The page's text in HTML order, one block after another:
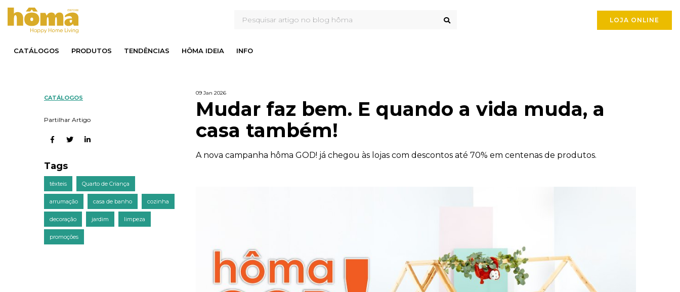
LOJA ONLINE
CATÁLOGOS PRODUTOS TENDÊNCIAS HÔMA IDEIA INFO
CATÁLOGOS
Partilhar Artigo
Tags
têxteis Quarto de Criança
arrumação casa de banho cozinha
decoração jardim limpeza
promoções
09 Jan 2026
Mudar faz bem. E quando a vida muda, a
casa também!
A nova campanha hôma GOD! já chegou às lojas com descontos até 70% em centenas de produtos.